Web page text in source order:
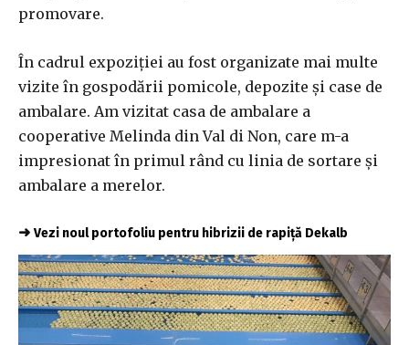
promovare.
În cadrul expoziției au fost organizate mai multe
vizite în gospodării pomicole, depozite și case de
ambalare. Am vizitat casa de ambalare a
cooperative Melinda din Val di Non, care m-a
impresionat în primul rând cu linia de sortare și
ambalare a merelor.
➜ Vezi noul portofoliu pentru hibrizii de rapiță Dekalb